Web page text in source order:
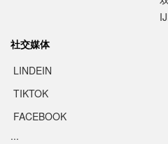
社交媒体
LINDEIN
TIKTOK
FACEBOOK
...